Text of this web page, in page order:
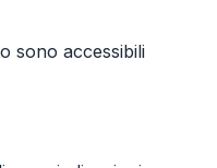
sono accessibili